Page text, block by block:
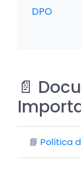
DPO
📄
📘 Política